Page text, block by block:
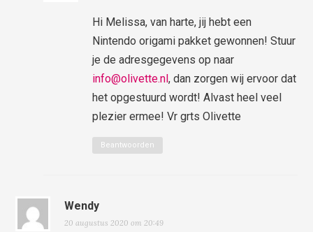
Hi Melissa, van harte, jij hebt een
Nintendo origami pakket gewonnen! Stuur
je de adresgegevens op naar
info@olivette.nl, dan zorgen wij ervoor dat
het opgestuurd wordt! Alvast heel veel
plezier ermee! Vr grts Olivette
Beantwoorden
Wendy
20 augustus 2020 om 20:49